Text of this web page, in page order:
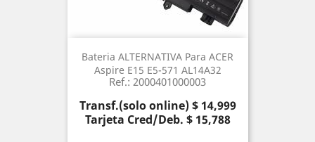
Bateria ALTERNATIVA Para ACER
Aspire E15 E5-571 AL14A32
Ref.: 2000401000003
Precio
Transf.(solo online) $ 14,999
Tarjeta Cred/Deb. $ 15,788